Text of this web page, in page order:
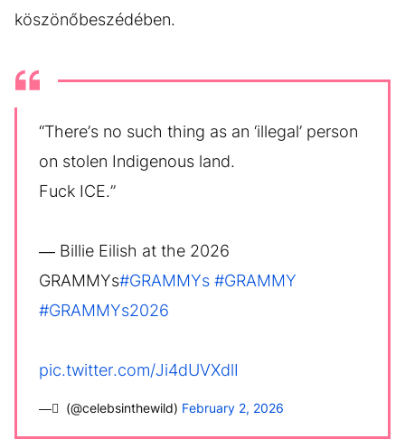
köszönőbeszédében.
“There’s no such thing as an ‘illegal’ person
on stolen Indigenous land.
Fuck ICE.”
— Billie Eilish at the 2026
GRAMMYs#GRAMMYs #GRAMMY
#GRAMMYs2026
pic.twitter.com/Ji4dUVXdlI
— ً (@celebsinthewild) February 2, 2026